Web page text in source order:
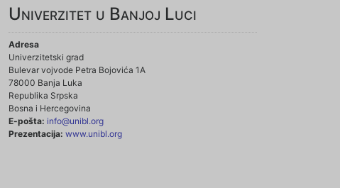
Univerzitet u Banjoj Luci
Adresa
Univerzitetski grad
Bulevar vojvode Petra Bojovića 1A
78000 Banja Luka
Republika Srpska
Bosna i Hercegovina
E-pošta: info@unibl.org
Prezentacija: www.unibl.org